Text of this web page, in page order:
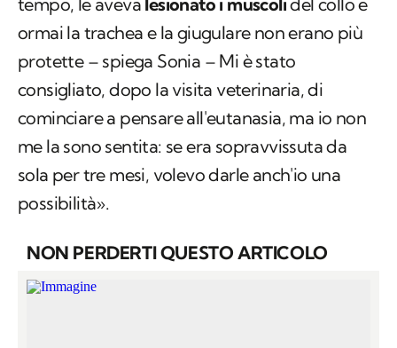
ormai la trachea e la giugulare non erano più
protette – spiega Sonia – Mi è stato
consigliato, dopo la visita veterinaria, di
cominciare a pensare all'eutanasia, ma io non
me la sono sentita: se era sopravvissuta da
sola per tre mesi, volevo darle anch'io una
possibilità».
NON PERDERTI QUESTO ARTICOLO